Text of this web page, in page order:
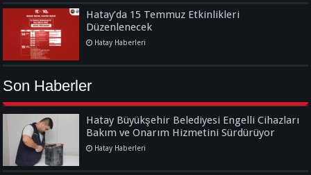
Hatay’da 15 Temmuz Etkinlikleri
Düzenlenecek
Hatay Haberleri
Son Haberler
Hatay Büyükşehir Belediyesi Engelli Cihazları
Bakım ve Onarım Hizmetini Sürdürüyor
Hatay Haberleri